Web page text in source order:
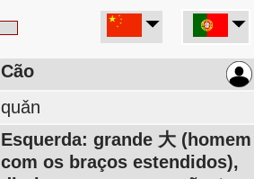
Cão
quǎn
Esquerda: grande 大 (homem
com os braços estendidos),